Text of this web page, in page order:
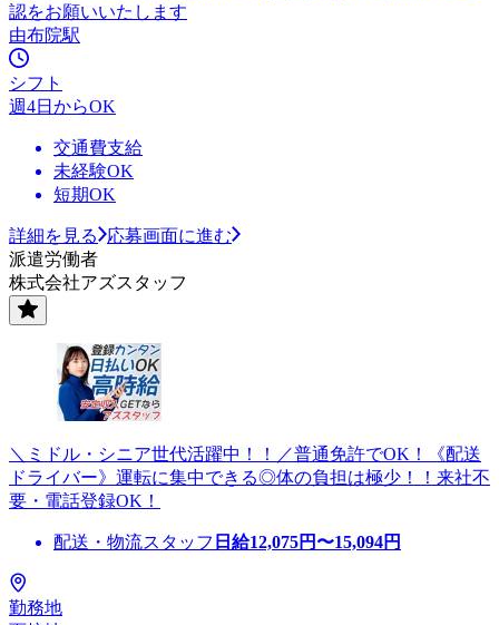
認をお願いいたします
由布院駅
シフト
週4日からOK
交通費支給
未経験OK
短期OK
詳細を見る
応募画面に進む
派遣労働者
株式会社アズスタッフ
＼ミドル・シニア世代活躍中！！／普通免許でOK！《配送
ドライバー》運転に集中できる◎体の負担は極少！！来社不
要・電話登録OK！
配送・物流スタッフ 日給12,075円〜15,094円
勤務地